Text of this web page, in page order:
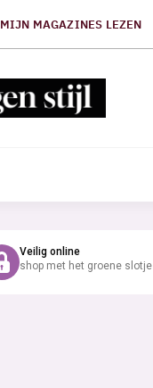
MIJN MAGAZINES LEZEN
Veilig online
shop met het groene slotje